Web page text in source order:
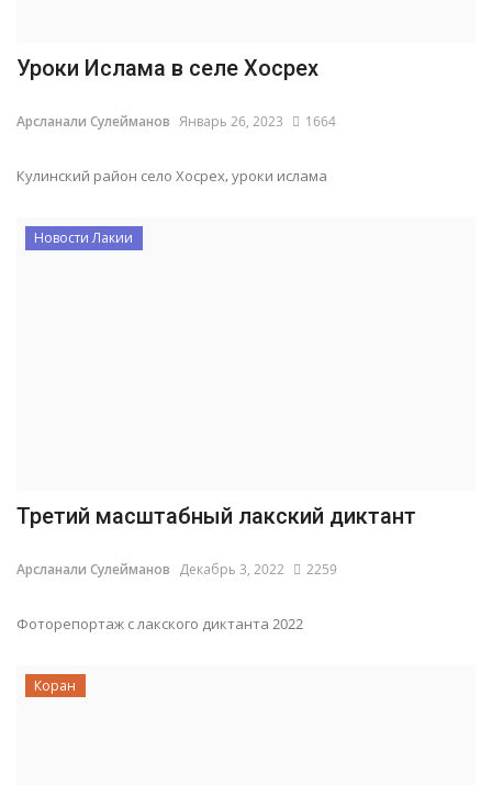
Уроки Ислама в селе Хосрех
Арсланали Сулейманов Январь 26, 2023 1664
Кулинский район село Хосрех, уроки ислама
Новости Лакии
Третий масштабный лакский диктант
Арсланали Сулейманов Декабрь 3, 2022 2259
Фоторепортаж с лакского диктанта 2022
Коран